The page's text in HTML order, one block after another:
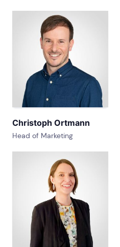
Christoph Ortmann
Head of Marketing